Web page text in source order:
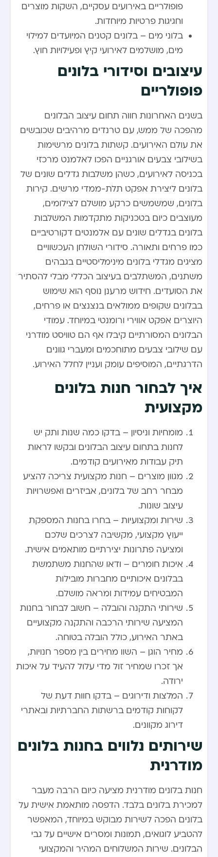
פופולריים באירועים עסקיים, השקות מוצרים
וחגיגות פרטיות מיוחדות.
בלוני מים – בלונים קטנים המיועדים למילוי
מים, מושלמים לאירועי קיץ ופעילויות חוץ.
עיצובים וסידורי בלונים
פופולריים
בשנים האחרונות חווה תחום עיצוב הבלונים
מהפכה של ממש, עם טרנדים מרהיבים שכובשים
את עולם האירועים. קשתות בלונים מרשימות
בשילובי צבעים אורגניים הפכו לאלמנט מרכזי
בכניסה לאירועים, כשהן משלבות גדלים שונים של
בלונים ליצירת אפקט תלת-ממדי מרשים. קירות
בלונים, שמשמשים כרקע מושלם לצילומים,
מעוצבים כיום בטכניקות מתקדמות המשלבות
בלונים בגדלים שונים עם אלמנטים דקורטיביים
כמו פרחים ותאורה. סידורי השולחן העכשוויים
מציגים מגדלי בלונים מינימליסטיים בגבהים
משתנים, המשתלבים בעיצוב הכללי מבלי להסתיר
את הסועדים. חידוש מרענן נוסף הוא שימוש
בבלונים שקופים ממולאים בנצנצים או פרחים,
היוצרים אפקט אווירי ורומנטי במיוחד. עמודי
הבלונים המסורתיים קיבלו אף הם טוויסט מודרני
עם שילובי צבעים מתוחכמים ומעברי גוונים
הדרגתיים, המוסיפים עומק ועניין לחלל האירוע.
איך לבחור חנות בלונים
מקצועית
מומחיות וניסיון – בדקו כמה שנות ותק יש
לחנות בתחום עיצוב הבלונים ובקשו לראות
תיק עבודות מאירועים קודמים.
מגוון מוצרים – חנות מקצועית צריכה להציע
מבחר רחב של בלונים, אביזרים ואפשרויות
עיצוב שונות.
שירות ומקצועיות – בחרו בחנות המספקת
ייעוץ מקצועי, מקשיבה לצרכים שלכם
ומציעה פתרונות יצירתיים מותאמים אישית.
איכות חומרים – ודאו שהחנות משתמשת
בבלונים איכותיים מחברות מובילות
המבטיחים עמידות ומראה מושלם.
שירותי התקנה והובלה – חשוב לבחור בחנות
המציעה שירותי הרכבה והתקנה מקצועיים
באתר האירוע, כולל הובלה בטוחה.
מחיר הוגן – השוו מחירים בין מספר חנויות,
אך זכרו שמחיר זול מדי עלול להעיד על איכות
ירודה.
המלצות ודירוגים – בדקו חוות דעת של
לקוחות קודמים ברשתות החברתיות ובאתרי
דירוג מקוונים.
שירותים נלווים בחנות בלונים
מודרנית
חנות בלונים מודרנית מציעה כיום הרבה מעבר
למכירת בלונים בלבד. הדפסה מותאמת אישית על
בלונים הפכה לשירות מבוקש במיוחד, המאפשר
להטביע לוגואים, תמונות ומסרים אישיים על גבי
הבלונים. שירות המשלוחים המהיר והמקצועי